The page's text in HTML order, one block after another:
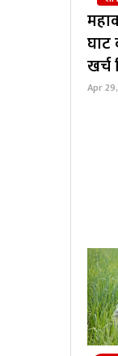
घाट
खर्च
Apr